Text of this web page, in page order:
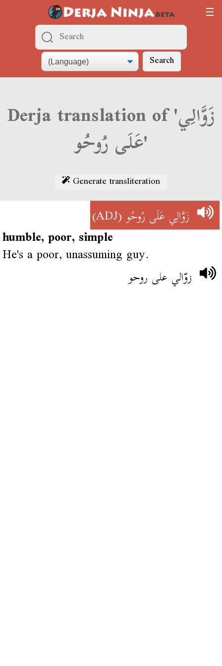
Search
Derja translation of 'زَوَّالِي
عَلَى رُوحُو'
Generate transliteration
زَوَّالِي عَلَى رُوحُو(ADJ)
humble, poor, simple
He's a poor, unassuming guy.
زوّالي على روحو